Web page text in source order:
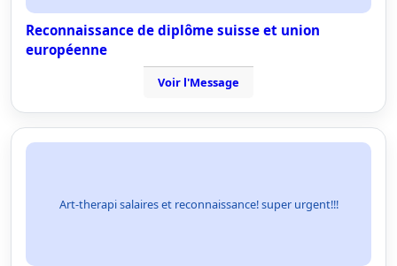
Reconnaissance de diplôme suisse et union
européenne
Voir l'Message
Art-therapi salaires et reconnaissance! super urgent!!!